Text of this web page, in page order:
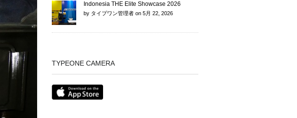
Indonesia THE Elite Showcase 2026
by タイプワン管理者 on 5月 22, 2026
TYPEONE CAMERA